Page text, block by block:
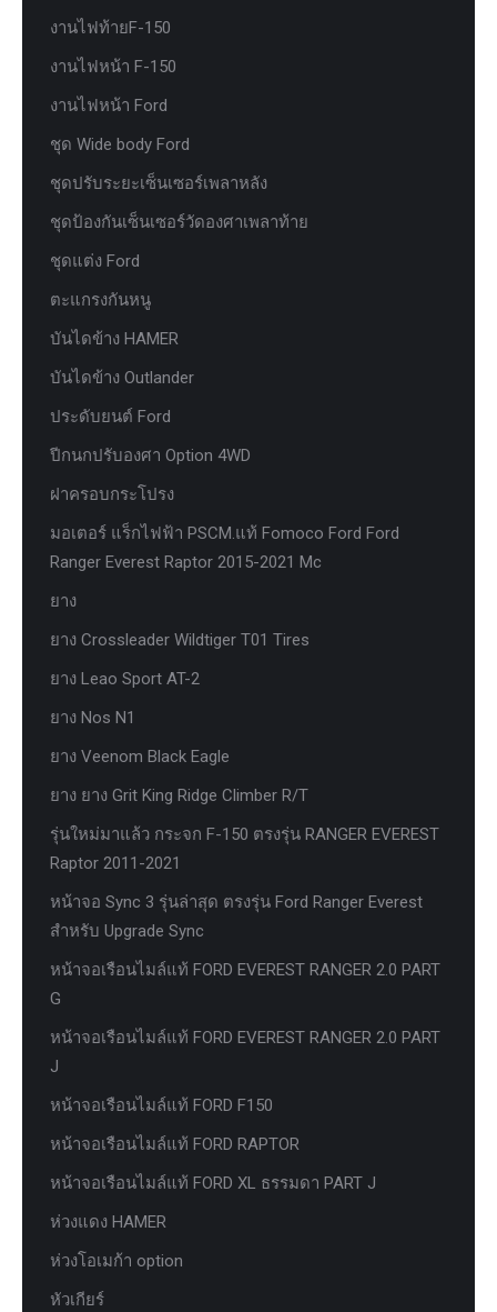
งานไฟท้ายF-150
งานไฟหน้า F-150
งานไฟหน้า Ford
ชุด Wide body Ford
ชุดปรับระยะเซ็นเซอร์เพลาหลัง
ชุดป้องกันเซ็นเซอร์วัดองศาเพลาท้าย
ชุดแต่ง Ford
ตะแกรงกันหนู
บันไดข้าง HAMER
บันไดข้าง Outlander
ประดับยนต์ Ford
ปีกนกปรับองศา Option 4WD
ฝาครอบกระโปรง
มอเตอร์ แร็กไฟฟ้า PSCM.แท้ Fomoco Ford Ford
Ranger Everest Raptor 2015-2021 Mc
ยาง
ยาง Crossleader Wildtiger T01 Tires
ยาง Leao Sport AT-2
ยาง Nos N1
ยาง Veenom Black Eagle
ยาง ยาง Grit King Ridge Climber R/T
รุ่นใหม่มาแล้ว กระจก F-150 ตรงรุ่น RANGER EVEREST
Raptor 2011-2021
หน้าจอ Sync 3 รุ่นล่าสุด ตรงรุ่น Ford Ranger Everest
สำหรับ Upgrade Sync
หน้าจอเรือนไมล์แท้ FORD EVEREST RANGER 2.0 PART
G
หน้าจอเรือนไมล์แท้ FORD EVEREST RANGER 2.0 PART
J
หน้าจอเรือนไมล์แท้ FORD F150
หน้าจอเรือนไมล์แท้ FORD RAPTOR
หน้าจอเรือนไมล์แท้ FORD XL ธรรมดา PART J
ห่วงแดง HAMER
ห่วงโอเมก้า option
หัวเกียร์